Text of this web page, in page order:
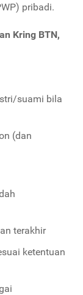
pribadi.
Kring BTN,
suami bila
(dan
terakhir
ketentuan